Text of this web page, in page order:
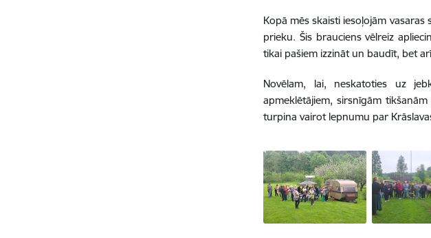
Kopā mēs skaisti iesoļojām
prieku. Šis brauciens vēlreiz
tikai pašiem izzināt un baudīt, bet
Novēlam, lai, neskatoties uz
apmeklētājiem, sirsnīgām
turpina vairot lepnumu par